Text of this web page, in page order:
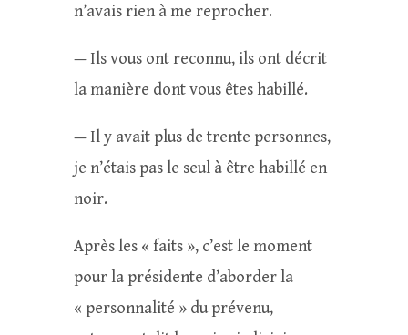
n’avais rien à me reprocher.
— Ils vous ont reconnu, ils ont décrit
la manière dont vous êtes habillé.
— Il y avait plus de trente personnes,
je n’étais pas le seul à être habillé en
noir.
Après les « faits », c’est le moment
pour la présidente d’aborder la
« personnalité » du prévenu,